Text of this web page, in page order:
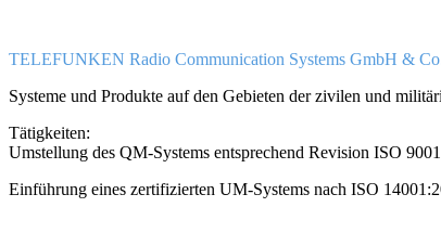
TELEFUNKEN Radio Communication Systems GmbH &
Systeme und Produkte auf den Gebieten der zivilen und
Tätigkeiten:
Umstellung des QM-Systems entsprechend Revision ISO
Einführung eines zertifizierten UM-Systems nach ISO